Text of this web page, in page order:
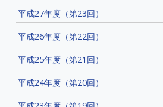
平成27年度（第23回）
平成26年度（第22回）
平成25年度（第21回）
平成24年度（第20回）